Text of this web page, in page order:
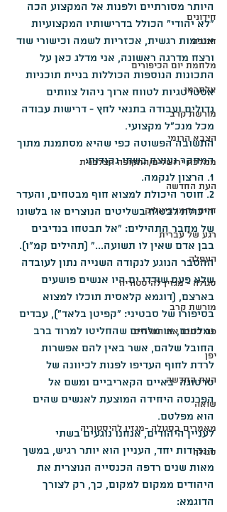
חידונים
חנוכה
מלחמת יום הכיפורים
אלתרמן
מורשת קרב
הצבא הרומי
ממלכת ירושלים/התקופה הצלבנית
העת החדשה
חיים נחמן ביאליק
רגע של עברית
העפלה
סגולה - מגזין להיסטוריה
מורשת קרב
פה כתבו את השירים
יפן
העת החדשה
שואה
מאמרים בסגולה -מגזין להיסטוריה
סגולה
היותר מסורתיים ולפנות אל המקצוע הכה
"לא יהודי" הכולל בדרישותיו המקצועיות
אטימות רגשית, אכזריות לשמה וכישורי שוד
ורצח מדרגה ראשונה, אני מדלג כאן על
התכונות הנוספות הכוללות בניית תוכניות
אסטרטגיות לטווח ארוך ניהול צוותים
גדולים ועבודה בתנאי לחץ - דרישות עבודה
מכל מנכ"ל מקצועי.
התשובה הפשוטה כפי שהיא מסתמנת מתוך
המחקר נעוצה בשתי נקודות:
1. הרצון לנקמה.
2. חוסר היכולת למצוא חוף מבטחים, והעדר
היכולת לבטוח בשליטים הנוצרים או בלשונו
של מחבר התהילים: "אל תבטחו בנדיבים
בבן אדם שאין לו תשועה..." (תהילים קמ"ו).
ההסבר הנוגע לנקודה השנייה נתון לעובדה
שלא פעם שודדי ים היו אנשים פושעים
בארצם, (דוגמא קלאסית תוכלו למצוא
בסיפורו של סבטיני: "קפיטן בלאד"), עבדים
נמלטים, או מלחים שהחליטו למרוד ברב
החובל שלהם, אשר באין להם אפשרות
לרדת לחוף העדיפו לפנות לכיוונה של
טרטוגה  באיים הקאריביים ומשם אל
הפרנסה היחידה המוצעת לאנשים שהים
הוא מפלטם.
לעניין היהודים, אנחנו נוגעים בשתי
הנקודות יחד, העניין הוא יותר רגיש, במשך
מאות שנים רדפה הכנסייה הנוצרית את
היהודים ממקום למקום, כך, רק לצורך
הדוגמא: